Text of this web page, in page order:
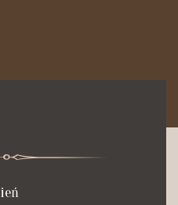
do godz. 8.30 oraz po Mszy
godz. 18.00.
665 034 305